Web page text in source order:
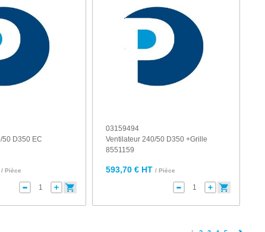
50 D350 EC
/ Pièce
03159494
Ventilateur 240/50 D350 +Grille
8551159
593,70 € HT / Pièce